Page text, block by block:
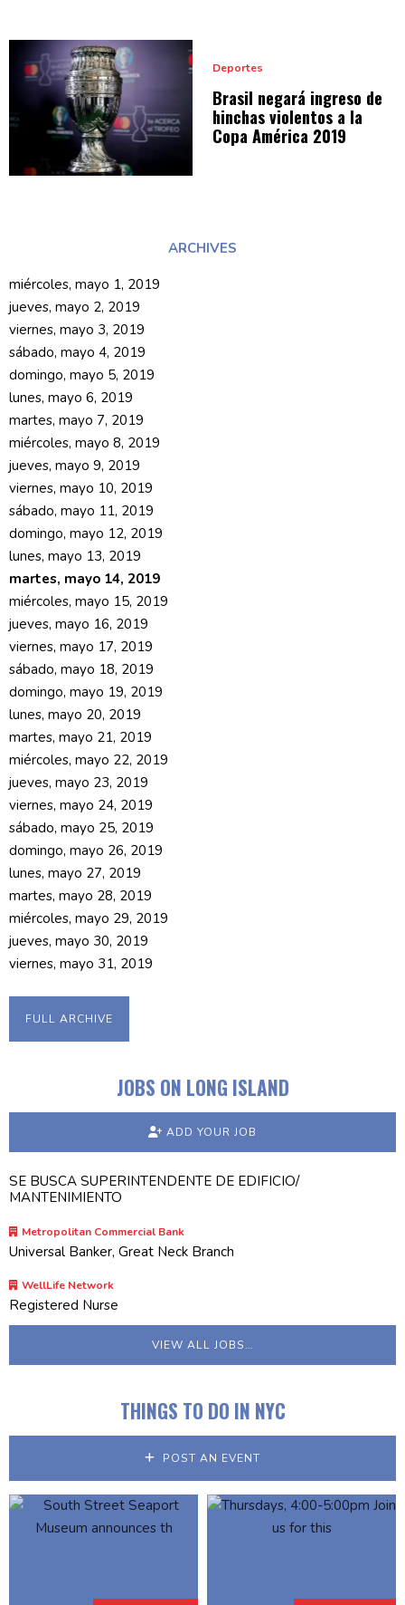
Deportes
Brasil negará ingreso de
hinchas violentos a la
Copa América 2019
ARCHIVES
miércoles, mayo 1, 2019
jueves, mayo 2, 2019
viernes, mayo 3, 2019
sábado, mayo 4, 2019
domingo, mayo 5, 2019
lunes, mayo 6, 2019
martes, mayo 7, 2019
miércoles, mayo 8, 2019
jueves, mayo 9, 2019
viernes, mayo 10, 2019
sábado, mayo 11, 2019
domingo, mayo 12, 2019
lunes, mayo 13, 2019
martes, mayo 14, 2019
miércoles, mayo 15, 2019
jueves, mayo 16, 2019
viernes, mayo 17, 2019
sábado, mayo 18, 2019
domingo, mayo 19, 2019
lunes, mayo 20, 2019
martes, mayo 21, 2019
miércoles, mayo 22, 2019
jueves, mayo 23, 2019
viernes, mayo 24, 2019
sábado, mayo 25, 2019
domingo, mayo 26, 2019
lunes, mayo 27, 2019
martes, mayo 28, 2019
miércoles, mayo 29, 2019
jueves, mayo 30, 2019
viernes, mayo 31, 2019
FULL ARCHIVE
JOBS ON LONG ISLAND
ADD YOUR JOB
SE BUSCA SUPERINTENDENTE DE EDIFICIO/
MANTENIMIENTO
Metropolitan Commercial Bank
Universal Banker, Great Neck Branch
WellLife Network
Registered Nurse
VIEW ALL JOBS…
THINGS TO DO IN NYC
POST AN EVENT